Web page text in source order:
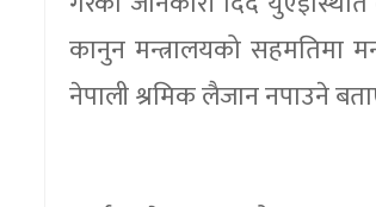
कानुन मन्त्रालयको सहमतिमा
नेपाली श्रमिक लैजान नपाउने